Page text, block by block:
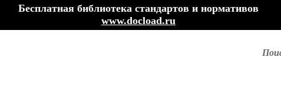
Бесплатная библиотека стандартов и нормативов
www.docload.ru